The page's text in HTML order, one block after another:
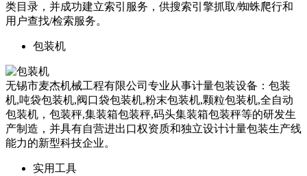
类目录，并成功建立索引服务，供搜索引擎抓取/蜘蛛爬行和
用户查找/检索服务。
包装机
无锡市麦杰机械工程有限公司专业从事计量包装设备：包装
机,吨袋包装机,阀口袋包装机,粉末包装机,颗粒包装机,全自动
包装机，包装秤,集装箱包装秤,码头集装箱包装秤等的研发生
产制造，并具有自营进出口权资质和独立设计计量包装生产线
能力的新型科技企业。
实用工具